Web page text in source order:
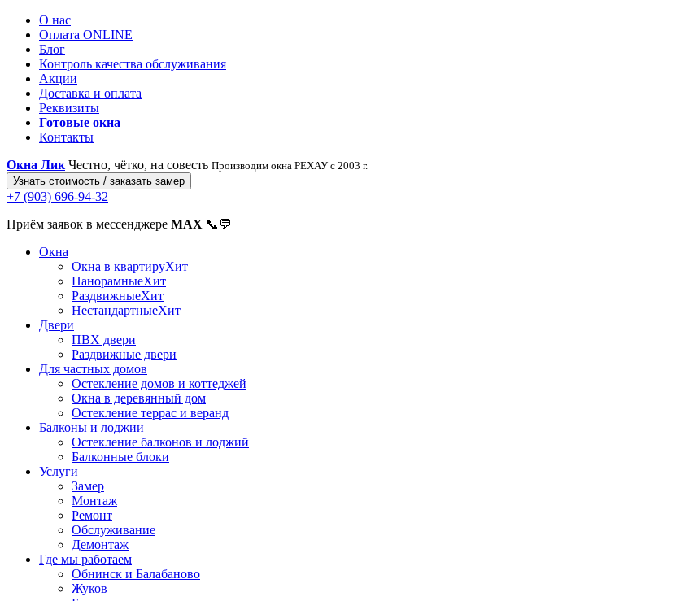
О нас
Оплата ONLINE
Блог
Контроль качества обслуживания
Акции
Доставка и оплата
Реквизиты
Готовые окна
Контакты
Окна Лик Честно, чётко, на совесть Производим окна РЕХАУ с 2003 г.
Узнать стоимость / заказать замер
+7 (903) 696-94-32
Приём заявок в мессенджере MAX 📞💬
Окна
Окна в квартируХит
ПанорамныеХит
РаздвижныеХит
НестандартныеХит
Двери
ПВХ двери
Раздвижные двери
Для частных домов
Остекление домов и коттеджей
Окна в деревянный дом
Остекление террас и веранд
Балконы и лоджии
Остекление балконов и лоджий
Балконные блоки
Услуги
Замер
Монтаж
Ремонт
Обслуживание
Демонтаж
Где мы работаем
Обнинск и Балабаново
Жуков